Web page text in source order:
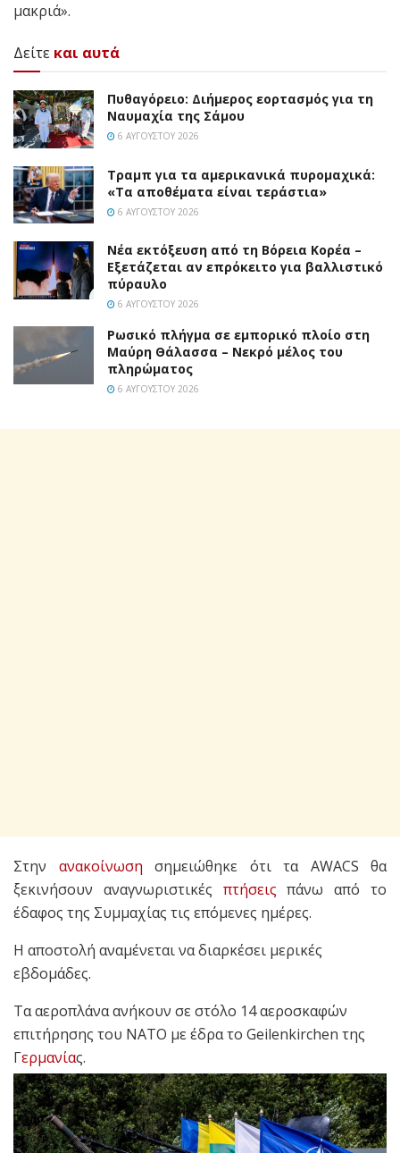
μακριά».
Δείτε και αυτά
Πυθαγόρειο: Διήμερος εορτασμός για τη
Ναυμαχία της Σάμου
6 ΑΥΓΟΎΣΤΟΥ 2026
Τραμπ για τα αμερικανικά πυρομαχικά:
«Τα αποθέματα είναι τεράστια»
6 ΑΥΓΟΎΣΤΟΥ 2026
Νέα εκτόξευση από τη Βόρεια Κορέα –
Εξετάζεται αν επρόκειτο για βαλλιστικό
πύραυλο
6 ΑΥΓΟΎΣΤΟΥ 2026
Ρωσικό πλήγμα σε εμπορικό πλοίο στη
Μαύρη Θάλασσα – Νεκρό μέλος του
πληρώματος
6 ΑΥΓΟΎΣΤΟΥ 2026
Στην ανακοίνωση σημειώθηκε ότι τα AWACS θα
ξεκινήσουν αναγνωριστικές πτήσεις πάνω από το
έδαφος της Συμμαχίας τις επόμενες ημέρες.
Η αποστολή αναμένεται να διαρκέσει μερικές
εβδομάδες.
Τα αεροπλάνα ανήκουν σε στόλο 14 αεροσκαφών
επιτήρησης του ΝΑΤΟ με έδρα το Geilenkirchen της
Γερμανίας.